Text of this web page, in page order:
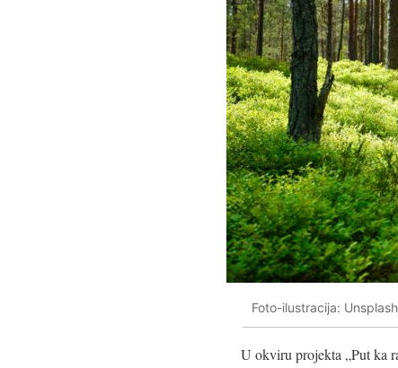
Foto-ilustracija:
U okviru projekta „Put ka